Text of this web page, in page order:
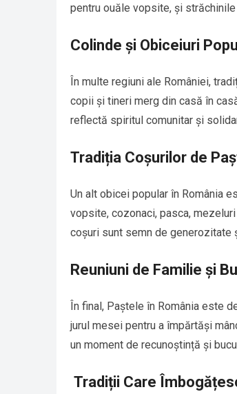
pentru ouăle vopsite, și
Colinde și Obiceiuri
În multe regiuni ale României,
copii și tineri merg din casă în
reflectă spiritul comunitar și
Tradiția Coșurilor de
Un alt obicei popular în România
vopsite, cozonaci, pasca,
coșuri sunt semn de generozitate
Reuniuni de Familie și
În final, Paștele în România este
jurul mesei pentru a împărtăși
un moment de recunoștință și
Tradiții Care